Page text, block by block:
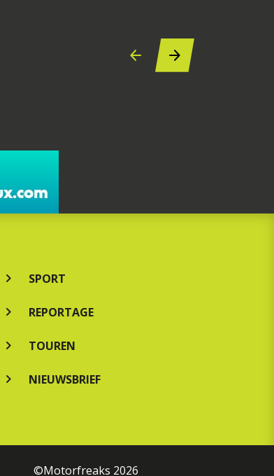
SPORT
REPORTAGE
TOUREN
NIEUWSBRIEF
©Motorfreaks 2026